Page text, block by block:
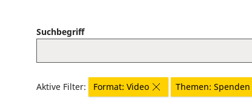
Suchbegriff
Aktive Filter: Format: Video Themen: Spenden